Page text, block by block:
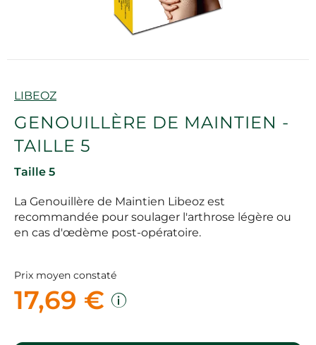
Marque
LIBEOZ
GENOUILLÈRE DE MAINTIEN -
TAILLE 5
Taille 5
La Genouillère de Maintien Libeoz est
recommandée pour soulager l'arthrose légère ou
en cas d'œdème post-opératoire.
Prix moyen constaté
17,69 €